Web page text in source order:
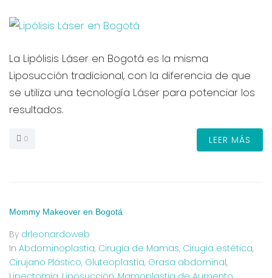
La Lipólisis Láser en Bogotá es la misma
Liposucción tradicional, con la diferencia de que
se utiliza una tecnología Láser para potenciar los
resultados.
0 LEER MÁS
Mommy Makeover en Bogotá
By drleonardoweb
In Abdominoplastia, Cirugía de Mamas, Cirugía estética,
Cirujano Plástico, Gluteoplastia, Grasa abdominal,